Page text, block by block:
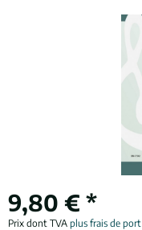
9,80 € *
Prix dont TVA plus frais de port